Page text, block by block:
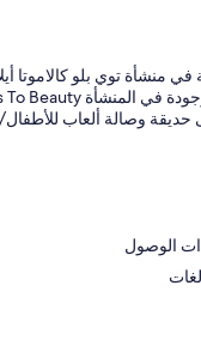
منشأة توي بلو كالاموتا
إلى حديقة وصالة ألعاب
الوصول